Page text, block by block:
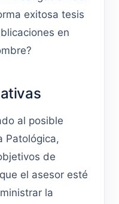
exitosa tesis
en
al posible
Patológica,
de
el asesor esté
la